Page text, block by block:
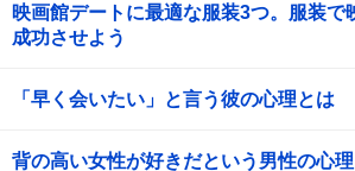
映画館デートに最適な服装3つ。服装で
成功させよう
「早く会いたい」と言う彼の心理とは
背の高い女性が好きだという男性の心